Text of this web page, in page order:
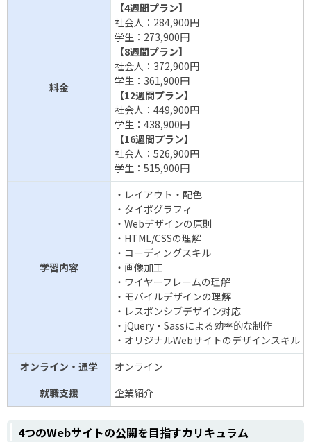
料金
【4週間プラン】
社会人：284,900円
学生：273,900円
【8週間プラン】
社会人：372,900円
学生：361,900円
【12週間プラン】
社会人：449,900円
学生：438,900円
【16週間プラン】
社会人：526,900円
学生：515,900円
学習内容
・レイアウト・配色
・タイポグラフィ
・Webデザインの原則
・HTML/CSSの理解
・コーディングスキル
・画像加工
・ワイヤーフレームの理解
・モバイルデザインの理解
・レスポンシブデザイン対応
・jQuery・Sassによる効率的な制作
・オリジナルWebサイトのデザインスキル
オンライン・通学
オンライン
就職支援
企業紹介
4つのWebサイトの公開を目指すカリキュラム